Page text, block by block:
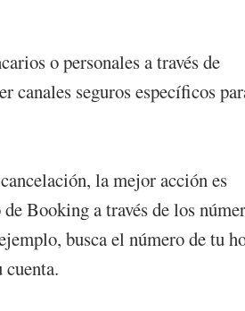
o personales a través de
canales seguros específicos
la mejor acción es
Booking a través de los
busca el número de tu